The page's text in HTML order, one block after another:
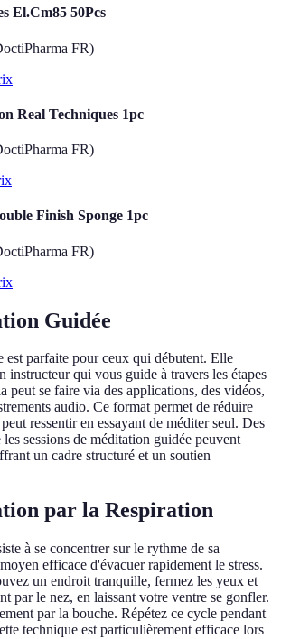
El.Cm85 50Pcs
FR)
Real Techniques 1pc
FR)
Finish Sponge 1pc
FR)
Guidée
est parfaite pour ceux qui débutent. Elle
instructeur qui vous guide à travers les étapes
peut se faire via des applications, des vidéos,
audio. Ce format permet de réduire
ressentir en essayant de méditer seul. Des
sessions de méditation guidée peuvent
un cadre structuré et un soutien
par la Respiration
à se concentrer sur le rythme de sa
efficace d'évacuer rapidement le stress.
un endroit tranquille, fermez les yeux et
par le nez, en laissant votre ventre se gonfler.
par la bouche. Répétez ce cycle pendant
technique est particulièrement efficace lors